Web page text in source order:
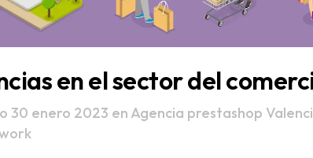
en el sector del
30 enero 2023 en Agencia prestashop